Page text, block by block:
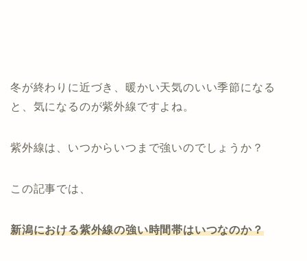
冬が終わりに近づき、暖かい天気のいい季節になる
と、気になるのが紫外線ですよね。
紫外線は、いつからいつまで強いのでしょうか？
この記事では、
新潟における紫外線の強い時間帯はいつなのか？